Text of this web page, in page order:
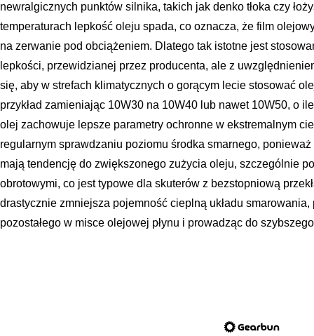
newralgicznych punktów silnika, takich jak denko tłoka czy
temperaturach lepkość oleju spada, co oznacza, że film
na zerwanie pod obciążeniem. Dlatego tak istotne jest
lepkości, przewidzianej przez producenta, ale z
się, aby w strefach klimatycznych o gorącym lecie stosować
przykład zamieniając 10W30 na 10W40 lub nawet 10W50, o
olej zachowuje lepsze parametry ochronne w ekstremalnym
regularnym sprawdzaniu poziomu środka smarnego,
mają tendencję do zwiększonego zużycia oleju, szczególnie
obrotowymi, co jest typowe dla skuterów z bezstopniową
drastycznie zmniejsza pojemność cieplną układu
pozostałego w misce olejowej płynu i prowadząc do